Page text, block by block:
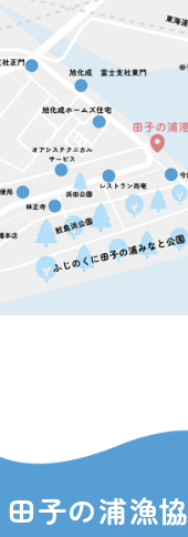
田子の浦漁協